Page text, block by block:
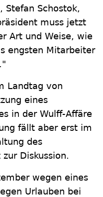
Stefan Schostok,
muss jetzt
Art und Weise, wie
engsten Mitarbeiter
Landtag von
eines
in der Wulff-Affäre
fällt aber erst im
des
Diskussion.
wegen eines
Urlauben bei